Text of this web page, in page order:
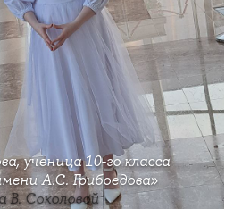
ученица 10-го класса
А.С. Грибоедова»
В. Соколовой